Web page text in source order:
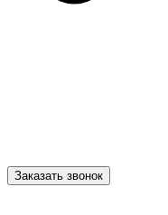
Заказать звонок